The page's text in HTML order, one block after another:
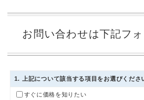
お問い合わせは下記フォ
1. 上記について該当する項目をお選びくださ
すぐに価格を知りたい